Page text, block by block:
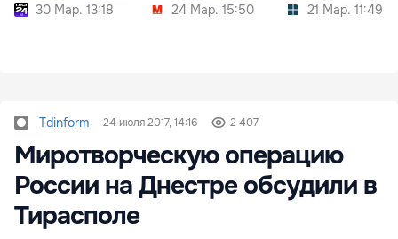
30 Мар. 13:18
24 Мар. 15:50
21 Мар. 11:49
Tdinform 24 июля 2017, 14:16 2 407
Миротворческую операцию
России на Днестре обсудили в
Тирасполе